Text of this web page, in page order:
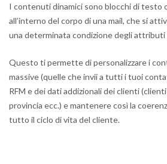
I contenuti dinamici sono blocchi di testo
all’interno del corpo di una mail, che si
una determinata condizione degli
Questo ti permette di personalizzare i
massive (quelle che invii a tutti i tuoi
RFM e dei dati addizionali dei clienti
provincia ecc.) e mantenere così la
tutto il ciclo di vita del cliente.